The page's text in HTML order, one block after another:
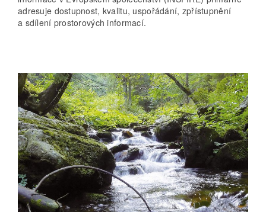
adresuje dostupnost, kvalitu, uspořádání, zpřístupnění
a sdílení prostorových informací.